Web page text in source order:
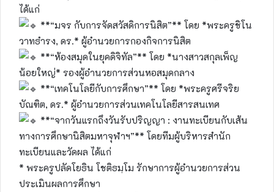
ได้แก่
**“มจร กับการจัดสวัสดิการนิสิต”** โดย *พระครูชิโน
วาทธำรง, ดร.* ผู้อำนวยการกองกิจการนิสิต
**“ห้องสมุดในยุคดิจิทัล”** โดย *นางสาวสกุลเพ็ญ
น้อยใหญ่* รองผู้อำนวยการส่วนหอสมุดกลาง
**“เทคโนโลยีกับการศึกษา”** โดย *พระครูศรีจริย
บัณฑิต, ดร.* ผู้อำนวยการส่วนเทคโนโลยีสารสนเทศ
**“จากวันแรกถึงวันรับปริญญา : งานทะเบียนกับเส้น
ทางการศึกษานิสิตมหาจุฬาฯ”** โดยทีมผู้บริหารสำนัก
ทะเบียนและวัดผล ได้แก่
* พระครูปลัดโยธิน โชติธมฺโม รักษาการผู้อำนวยการส่วน
ประเมินผลการศึกษา